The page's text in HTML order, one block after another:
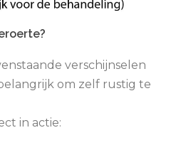
verschijnselen
om zelf rustig te
in actie: